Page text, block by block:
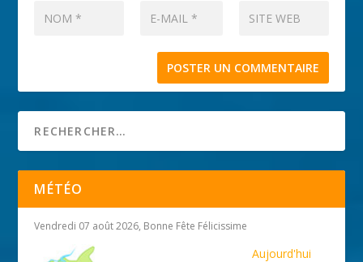
MÉTÉO
Vendredi 07 août 2026, Bonne Fête Félicissime
Aujourd'hui